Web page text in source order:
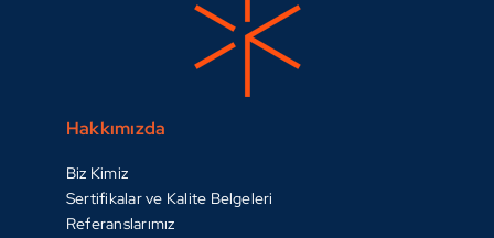
Hakkımızda
Biz Kimiz
Sertifikalar ve Kalite Belgeleri
Referanslarımız